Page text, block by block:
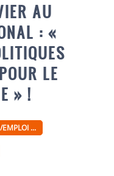
AU
: «
LE
» !
...